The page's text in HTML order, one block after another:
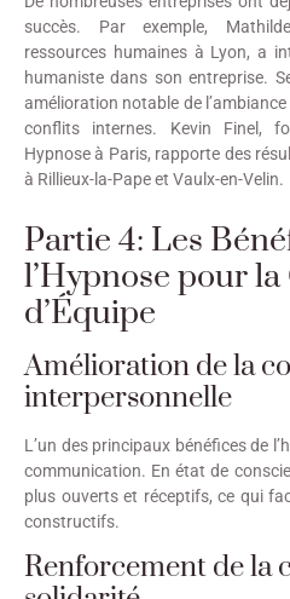
succès. Par exemple,
ressources humaines à Lyon, a
humaniste dans son entreprise.
amélioration notable de
conflits internes. Kevin Finel,
Hypnose à Paris, rapporte des
à Rillieux-la-Pape et Vaulx-en-Velin.
Partie 4: Les
l’Hypnose pour
d’Équipe
Amélioration de la
interpersonnelle
L’un des principaux bénéfices de
communication. En état de
plus ouverts et réceptifs, ce qui
constructifs.
Renforcement de la